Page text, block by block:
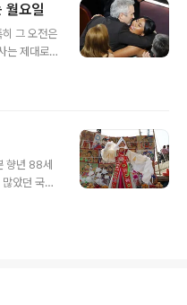
월요일
그 오전은
는 제대로
장들은 거
회 아카데
LA에 특파
하겠지만,
하는 까
향년 88세
았던 국립
서 이미
정리했다